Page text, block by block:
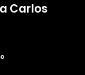
Carlos